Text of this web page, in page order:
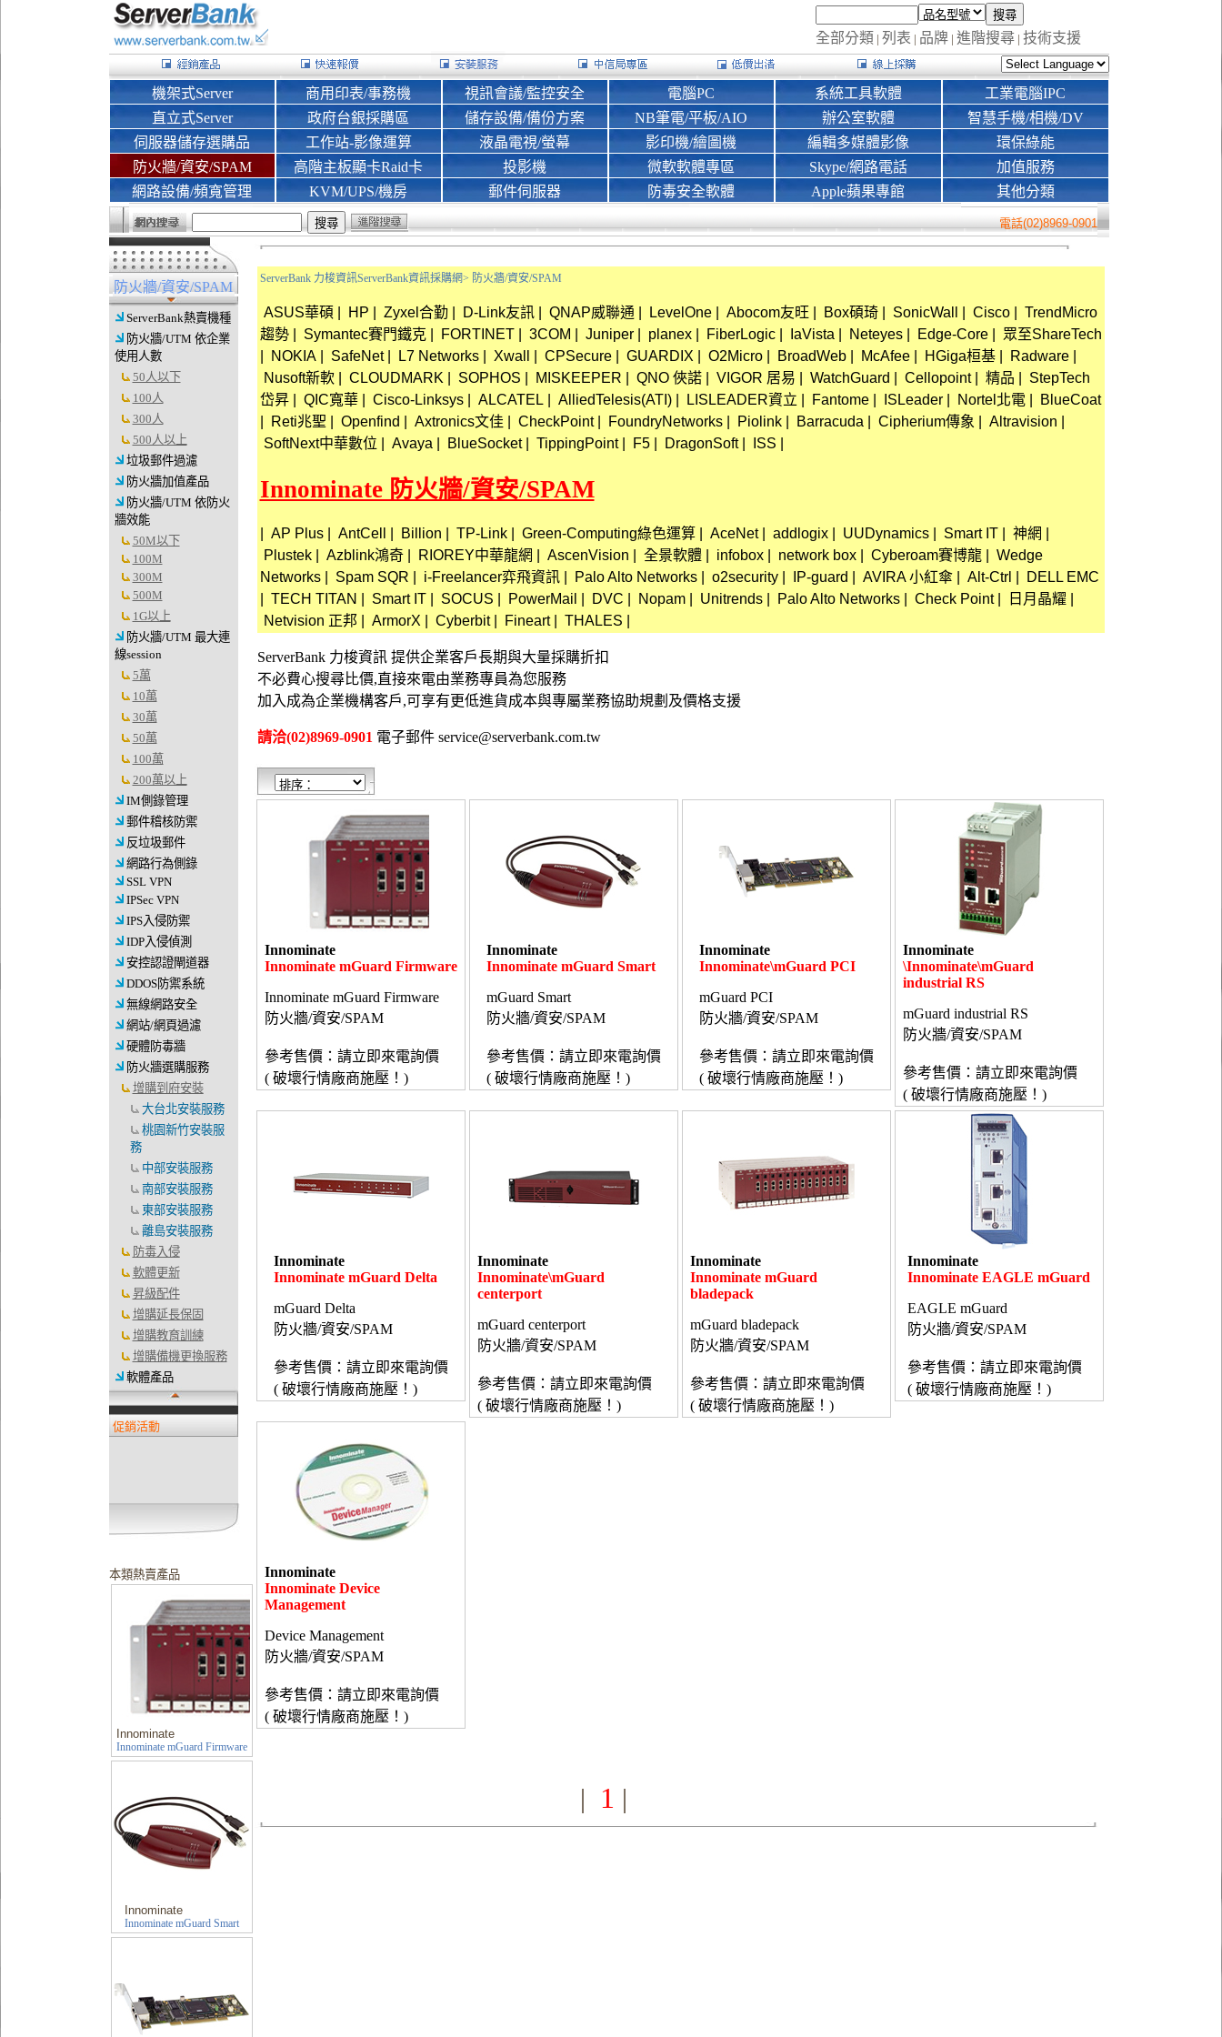
全部分類 | 列表 | 品牌| 進階搜尋| 技術支援
機架式Server
直立式Server
伺服器儲存選購品
防火牆/資安/SPAM
網路設備/頻寬管理
商用印表/事務機
政府台銀採購區
工作站-影像運算
高階主板顯卡Raid卡
KVM/UPS/機房
視訊會議/監控安全
儲存設備/備份方案
液晶電視/螢幕
投影機
郵件伺服器
電腦PC
NB筆電/平板/AIO
影印機/繪圖機
微軟軟體專區
防毒安全軟體
系統工具軟體
辦公室軟體
編輯多媒體影像
Skype/網路電話
Apple蘋果專館
工業電腦IPC
智慧手機/相機/DV
環保綠能
加值服務
其他分類
電話(02)8969-0901
防火牆/資安/SPAM
ServerBank熱賣機種
防火牆/UTM 依企業
使用人數
50人以下
100人
300人
500人以上
垃圾郵件過濾
防火牆加值產品
防火牆/UTM 依防火
牆效能
50M以下
100M
300M
500M
1G以上
防火牆/UTM 最大連
線session
5萬
10萬
30萬
50萬
100萬
200萬以上
IM側錄管理
郵件稽核防禦
反垃圾郵件
網路行為側錄
SSL VPN
IPSec VPN
IPS入侵防禦
IDP入侵偵測
安控認證閘道器
DDOS防禦系統
無線網路安全
網站/網頁過濾
硬體防毒牆
防火牆選購服務
增購到府安裝
大台北安裝服務
桃園新竹安裝服
務
中部安裝服務
南部安裝服務
東部安裝服務
離島安裝服務
防毒入侵
軟體更新
昇級配件
增購延長保固
增購教育訓練
增購備機更換服務
軟體產品
促銷活動
本類熱賣產品
Innominate
Innominate mGuard Firmware
Innominate
Innominate mGuard Smart
ServerBank 力梭資訊ServerBank資訊採購網> 防火牆/資安/SPAM
ASUS華碩 HP Zyxel合勤 D-Link友訊 QNAP威聯通 LevelOne Abocom友旺 Box碩琦 SonicWall Cisco
TrendMicro
趨勢
Symantec賽門鐵克 FORTINET 3COM Juniper planex FiberLogic IaVista Neteyes Edge-Core
眾至ShareTech
NOKIA SafeNet L7 Networks Xwall CPSecure GUARDIX O2Micro BroadWeb McAfee HGiga桓基 Radware
Nusoft新軟
CLOUDMARK SOPHOS MISKEEPER QNO 俠諾 VIGOR 居易 WatchGuard Cellopoint 精品
StepTech
岱昇
QIC寬華 Cisco-Linksys ALCATEL AlliedTelesis(ATI) LISLEADER資立 Fantome ISLeader Nortel北電
BlueCoat
Reti兆聖 Openfind Axtronics文佳 CheckPoint FoundryNetworks Piolink Barracuda Cipherium傳象 Altravision
SoftNext中華數位
Avaya BlueSocket TippingPoint F5 DragonSoft ISS
Innominate 防火牆/資安/SPAM
AP Plus AntCell Billion TP-Link Green-Computing綠色運算 AceNet addlogix UUDynamics Smart IT 神網
Plustek
Azblink鴻奇 RIOREY中華龍網 AscenVision 全景軟體 infobox network box Cyberoam賽博龍
Wedge
Networks
Spam SQR i-Freelancer弈飛資訊 Palo Alto Networks o2security IP-guard AVIRA 小紅傘 Alt-Ctrl
DELL EMC
TECH TITAN Smart IT SOCUS PowerMail DVC Nopam Unitrends Palo Alto Networks Check Point 日月晶耀
Netvision 正邦
ArmorX Cyberbit Fineart THALES
ServerBank 力梭資訊 提供企業客戶長期與大量採購折扣
不必費心搜尋比價,直接來電由業務專員為您服務
加入成為企業機構客戶,可享有更低進貨成本與專屬業務協助規劃及價格支援
請洽(02)8969-0901 電子郵件 service@serverbank.com.tw
Innominate
Innominate mGuard Firmware
Innominate mGuard Firmware
防火牆/資安/SPAM
參考售價：請立即來電詢價
( 破壞行情廠商施壓！)
Innominate
Innominate mGuard Smart
mGuard Smart
防火牆/資安/SPAM
參考售價：請立即來電詢價
( 破壞行情廠商施壓！)
Innominate
Innominate\mGuard PCI
mGuard PCI
防火牆/資安/SPAM
參考售價：請立即來電詢價
( 破壞行情廠商施壓！)
Innominate
\Innominate\mGuard
industrial RS
mGuard industrial RS
防火牆/資安/SPAM
參考售價：請立即來電詢價
( 破壞行情廠商施壓！)
Innominate
Innominate mGuard Delta
mGuard Delta
防火牆/資安/SPAM
參考售價：請立即來電詢價
( 破壞行情廠商施壓！)
Innominate
Innominate\mGuard
centerport
mGuard centerport
防火牆/資安/SPAM
參考售價：請立即來電詢價
( 破壞行情廠商施壓！)
Innominate
Innominate mGuard
bladepack
mGuard bladepack
防火牆/資安/SPAM
參考售價：請立即來電詢價
( 破壞行情廠商施壓！)
Innominate
Innominate EAGLE mGuard
EAGLE mGuard
防火牆/資安/SPAM
參考售價：請立即來電詢價
( 破壞行情廠商施壓！)
Innominate
Innominate Device
Management
Device Management
防火牆/資安/SPAM
參考售價：請立即來電詢價
( 破壞行情廠商施壓！)
| 1 |